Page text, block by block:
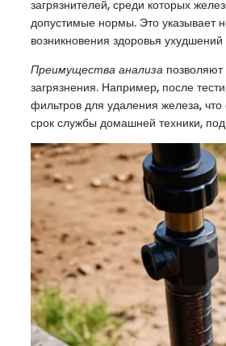
загрязнителей, среди которых
допустимые нормы. Это указывает
возникновения здоровья
Преимущества анализа
загрязнения. Например, после
фильтров для удаления железа,
срок службы домашней техники,